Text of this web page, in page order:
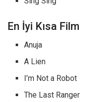
En İyi Kısa Film
Anuja
A Lien
I’m Not a Robot
The Last Ranger